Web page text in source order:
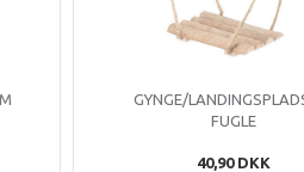
GYNGE/
FUGLE
40,90 DKK